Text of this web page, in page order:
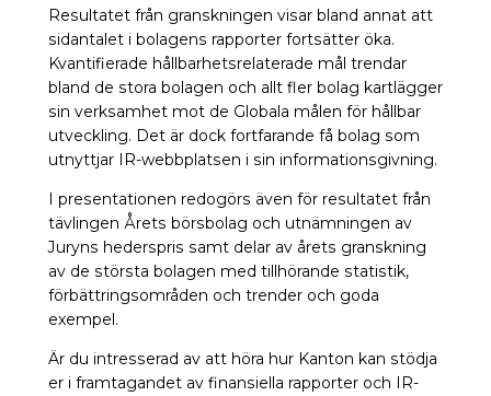
Resultatet från granskningen visar bland annat att
sidantalet i bolagens rapporter fortsätter öka.
Kvantifierade hållbarhetsrelaterade mål trendar
bland de stora bolagen och allt fler bolag kartlägger
sin verksamhet mot de Globala målen för hållbar
utveckling. Det är dock fortfarande få bolag som
utnyttjar IR-webbplatsen i sin informationsgivning.
I presentationen redogörs även för resultatet från
tävlingen Årets börsbolag och utnämningen av
Juryns hederspris samt delar av årets granskning
av de största bolagen med tillhörande statistik,
förbättringsområden och trender och goda
exempel.
Är du intresserad av att höra hur Kanton kan stödja
er i framtagandet av finansiella rapporter och IR-